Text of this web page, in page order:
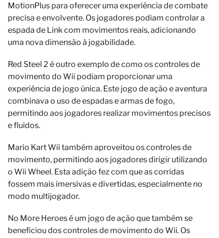
MotionPlus para oferecer uma experiência de combate
precisa e envolvente. Os jogadores podiam controlar a
espada de Link com movimentos reais, adicionando
uma nova dimensão à jogabilidade.
Red Steel 2 é outro exemplo de como os controles de
movimento do Wii podiam proporcionar uma
experiência de jogo única. Este jogo de ação e aventura
combinava o uso de espadas e armas de fogo,
permitindo aos jogadores realizar movimentos precisos
e fluidos.
Mario Kart Wii também aproveitou os controles de
movimento, permitindo aos jogadores dirigir utilizando
o Wii Wheel. Esta adição fez com que as corridas
fossem mais imersivas e divertidas, especialmente no
modo multijogador.
No More Heroes é um jogo de ação que também se
beneficiou dos controles de movimento do Wii. Os